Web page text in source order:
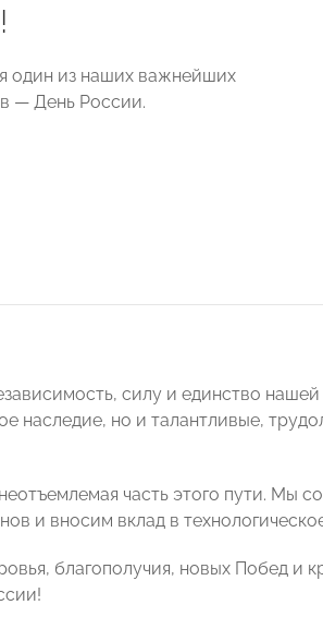
один из наших важнейших
— День России.
силу и единство
наследие, но и талантливые,
часть этого пути. Мы
и вносим вклад в
благополучия, новых Побед и